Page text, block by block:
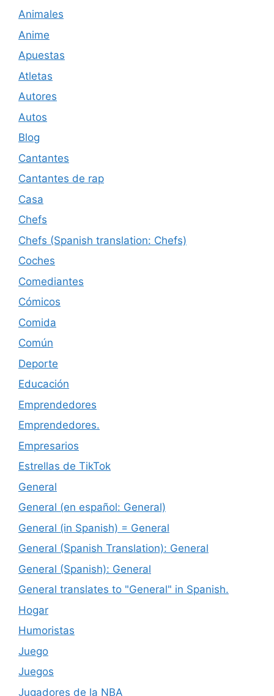
Animales
Anime
Apuestas
Atletas
Autores
Autos
Blog
Cantantes
Cantantes de rap
Casa
Chefs
Chefs (Spanish translation: Chefs)
Coches
Comediantes
Cómicos
Comida
Común
Deporte
Educación
Emprendedores
Emprendedores.
Empresarios
Estrellas de TikTok
General
General (en español: General)
General (in Spanish) = General
General (Spanish Translation): General
General (Spanish): General
General translates to "General" in Spanish.
Hogar
Humoristas
Juego
Juegos
Jugadores de la NBA